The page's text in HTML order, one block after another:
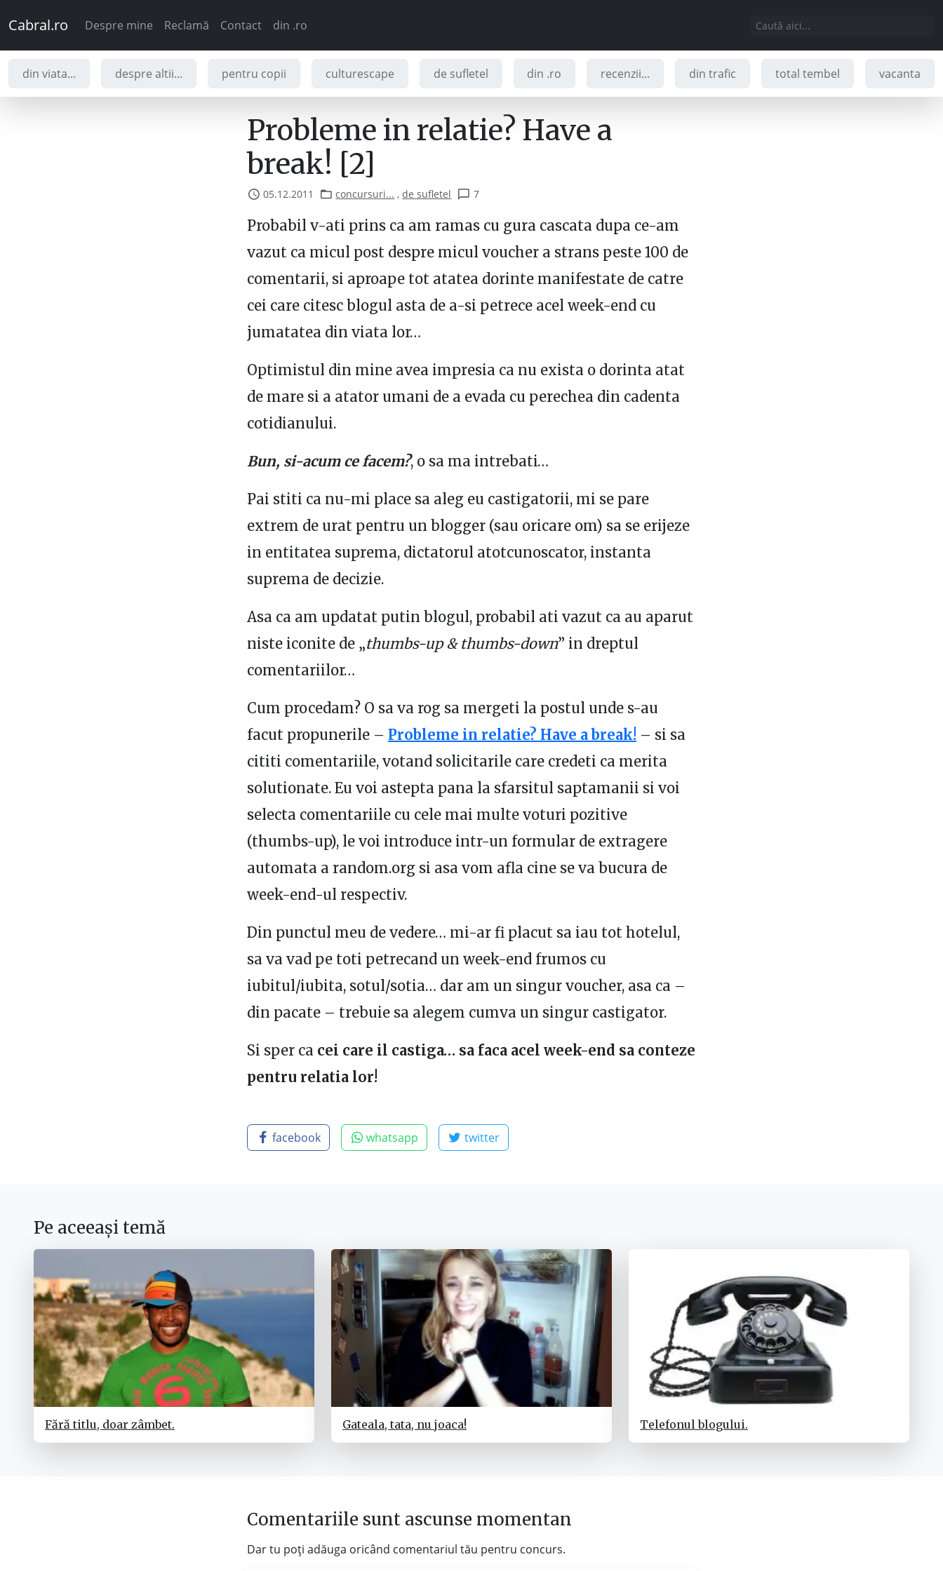
Cabral.ro Despre mine Reclamă Contact din .ro
din viata... despre altii... pentru copii culturescape de sufletel din .ro recenzii... din trafic total tembel vacanta
Probleme in relatie? Have a
break! [2]
05.12.2011 concursuri... ,de sufletel 7
Probabil v-ati prins ca am ramas cu gura cascata dupa ce-am
vazut ca micul post despre micul voucher a strans peste 100 de
comentarii, si aproape tot atatea dorinte manifestate de catre
cei care citesc blogul asta de a-si petrece acel week-end cu
jumatatea din viata lor…
Optimistul din mine avea impresia ca nu exista o dorinta atat
de mare si a atator umani de a evada cu perechea din cadenta
cotidianului.
Bun, si-acum ce facem?, o sa ma intrebati…
Pai stiti ca nu-mi place sa aleg eu castigatorii, mi se pare
extrem de urat pentru un blogger (sau oricare om) sa se erijeze
in entitatea suprema, dictatorul atotcunoscator, instanta
suprema de decizie.
Asa ca am updatat putin blogul, probabil ati vazut ca au aparut
niste iconite de „thumbs-up & thumbs-down” in dreptul
comentariilor…
Cum procedam? O sa va rog sa mergeti la postul unde s-au
facut propunerile – Probleme in relatie? Have a break! – si sa
cititi comentariile, votand solicitarile care credeti ca merita
solutionate. Eu voi astepta pana la sfarsitul saptamanii si voi
selecta comentariile cu cele mai multe voturi pozitive
(thumbs-up), le voi introduce intr-un formular de extragere
automata a random.org si asa vom afla cine se va bucura de
week-end-ul respectiv.
Din punctul meu de vedere… mi-ar fi placut sa iau tot hotelul,
sa va vad pe toti petrecand un week-end frumos cu
iubitul/iubita, sotul/sotia… dar am un singur voucher, asa ca –
din pacate – trebuie sa alegem cumva un singur castigator.
Si sper ca cei care il castiga… sa faca acel week-end sa conteze
pentru relatia lor!
facebook whatsapp twitter
Pe aceeași temă
Fără titlu, doar zâmbet. Gateala, tata, nu joaca! Telefonul blogului.
Comentariile sunt ascunse momentan
Dar tu poți adăuga oricând comentariul tău pentru concurs.